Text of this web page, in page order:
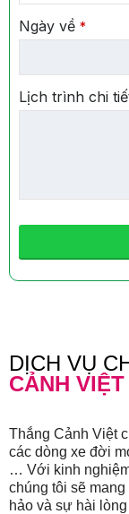
Ngày về *
Lịch trình chi
DỊCH VỤ
CẢNH VIỆT
Thắng Cảnh Việt
các dòng xe đời
… Với kinh
chúng tôi sẽ
hảo và sự hài